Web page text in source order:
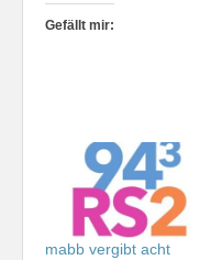
Gefällt mir:
mabb vergibt acht